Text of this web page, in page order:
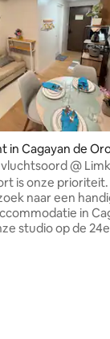
4,98 uit 5, 140
in Cagayan de
@
Atrium 24F
onze prioriteit. Verblijf
in
studio op de 24e